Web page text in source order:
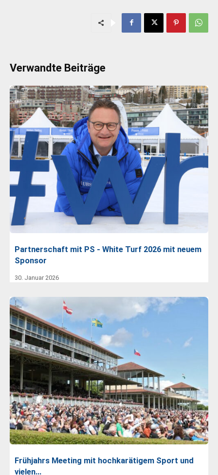
Verwandte Beiträge
Partnerschaft mit PS - White Turf 2026 mit neuem
Sponsor
30. Januar 2026
Frühjahrs Meeting mit hochkarätigem Sport und
vielen…